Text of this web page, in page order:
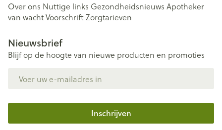
Over ons Nuttige links Gezondheidsnieuws Apotheker
van wachtVoorschriftZorgtarieven
Nieuwsbrief
Blijf op de hoogte van nieuwe producten en promoties
Inschrijven